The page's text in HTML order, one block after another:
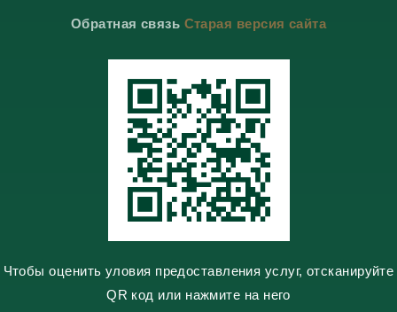
a
a
k
k
s
s
n
i
k
i
Обратная связь Старая версия сайта
Чтобы оценить уловия предоставления услуг, отсканируйте
QR код или нажмите на него